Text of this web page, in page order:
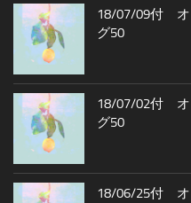
18/07/09付 オ
グ50
18/07/02付 オ
グ50
18/06/25付 オ